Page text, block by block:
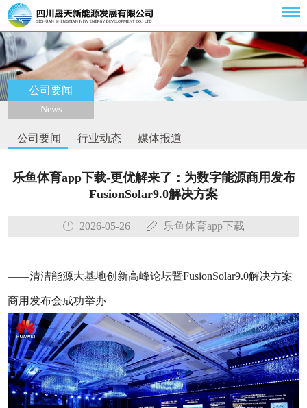
公司要闻
News
公司要闻 行业动态 媒体报道
乐鱼体育app下载-更优解来了：为数字能源商用发布
FusionSolar9.0解决方案
2026-05-26 乐鱼体育app下载
——清洁能源大基地创新高峰论坛暨FusionSolar9.0解决方案
商用发布会成功举办